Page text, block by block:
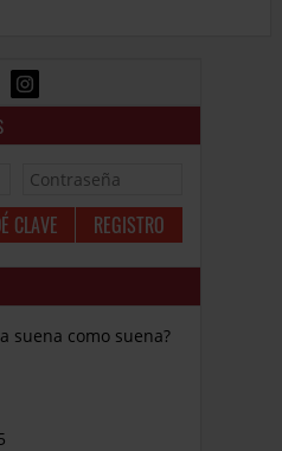
CLAVE REGISTRO
suena como suena?